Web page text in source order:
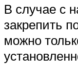
В случае с
закрепить
можно